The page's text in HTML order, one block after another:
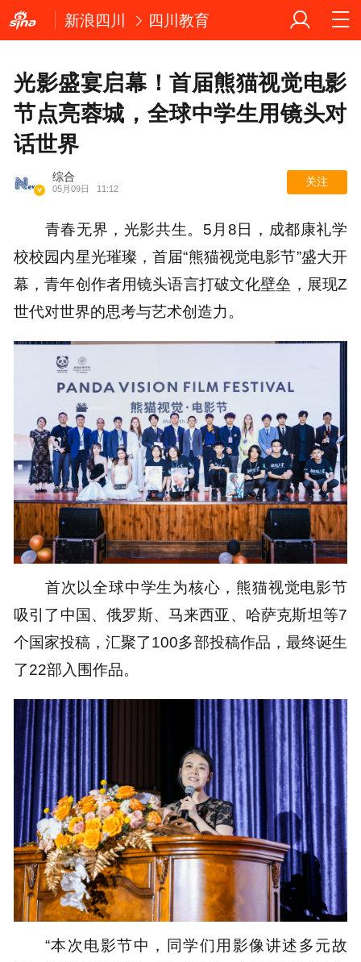
新浪四川 四川教育
光影盛宴启幕！首届熊猫视觉电影
节点亮蓉城，全球中学生用镜头对
话世界
综合
05月09日 11:12
关注
青春无界，光影共生。5月8日，成都康礼学
校校园内星光璀璨，首届“熊猫视觉电影节”盛大开
幕，青年创作者用镜头语言打破文化壁垒，展现Z
世代对世界的思考与艺术创造力。
首次以全球中学生为核心，熊猫视觉电影节
吸引了中国、俄罗斯、马来西亚、哈萨克斯坦等7
个国家投稿，汇聚了100多部投稿作品，最终诞生
了22部入围作品。
“本次电影节中，同学们用影像讲述多元故